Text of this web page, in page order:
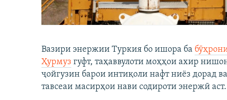
Вазири энержии Туркия бо ишора ба
Ҳурмуз гуфт, таҳаввулоти моҳҳои ахир
ҷойгузин барои интиқоли нафт ниёз дорад
тавсеаи масирҳои нави содироти энержӣ аст.